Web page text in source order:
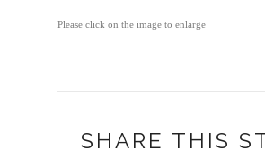
Please click on the image to enlarge
SHARE THIS